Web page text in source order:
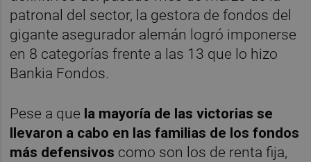
patronal del sector, la gestora de fondos del
gigante asegurador alemán logró imponerse
en 8 categorías frente a las 13 que lo hizo
Bankia Fondos.
Pese a que la mayoría de las victorias se
llevaron a cabo en las familias de los fondos
más defensivos como son los de renta fija,